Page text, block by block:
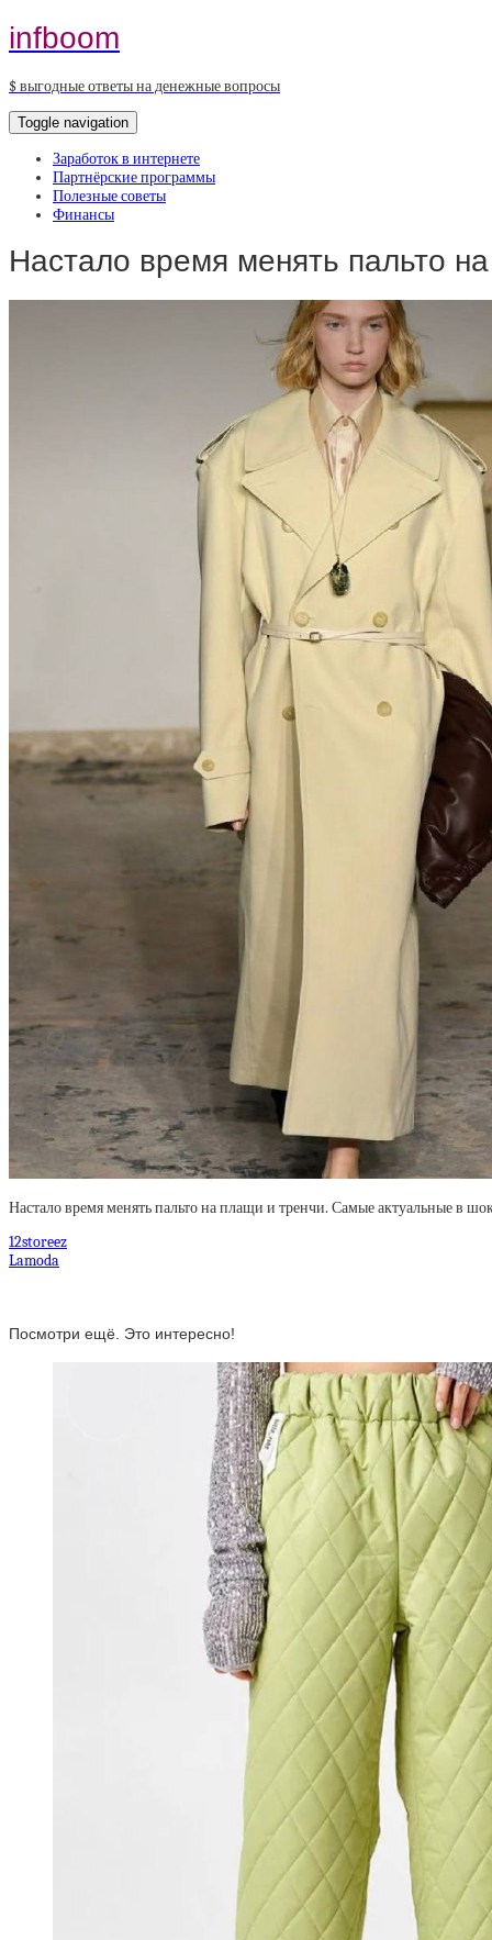
infboom
$ выгодные ответы на денежные вопросы
Toggle navigation
Заработок в интернете
Партнёрские программы
Полезные советы
Финансы
Настало время менять пальто
Настало время менять пальто на плащи и тренчи. Самые актуальные в
12storeez
Lamoda
Посмотри ещё. Это интересно!